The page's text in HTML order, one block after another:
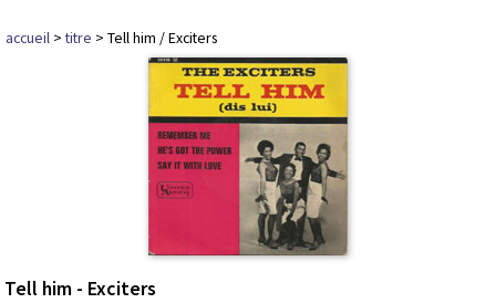
accueil >titre > Tell him / Exciters
Tell him - Exciters